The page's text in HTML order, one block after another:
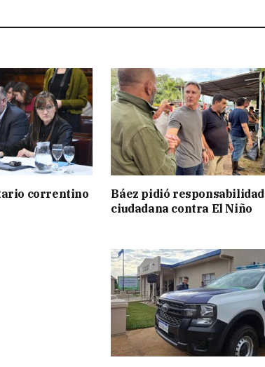
correntino
Báez pidió responsabilidad
ciudadana contra El Niño